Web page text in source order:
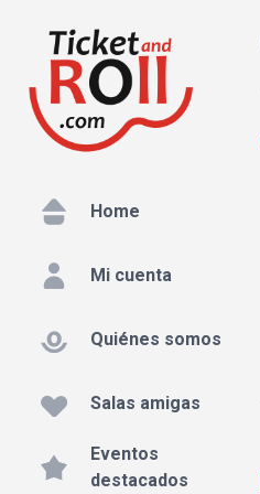
Home
Mi cuenta
Quiénes somos
Salas amigas
Eventos
destacados